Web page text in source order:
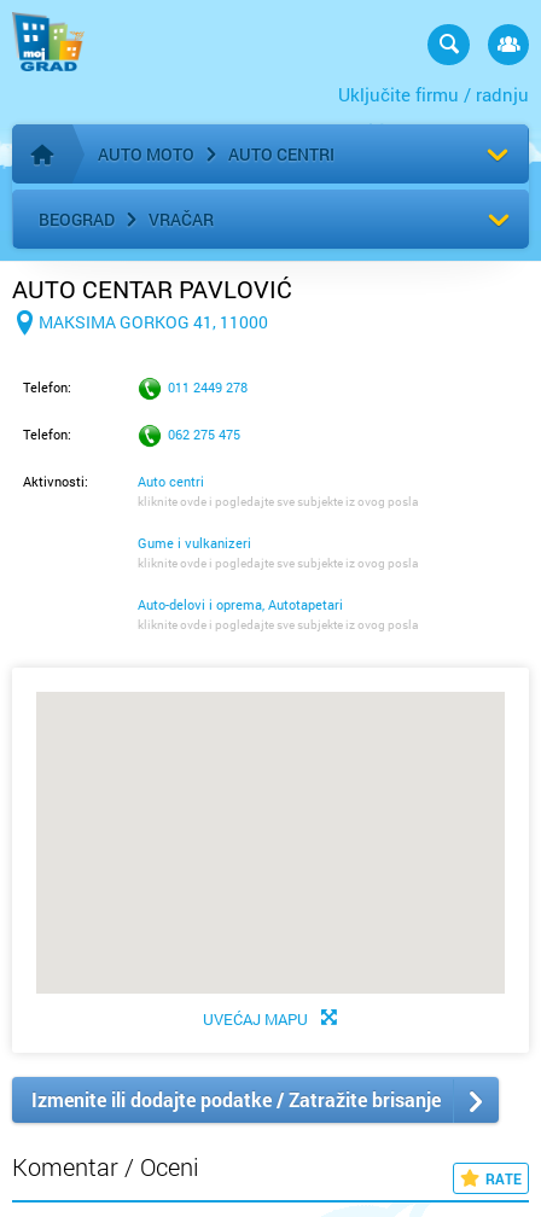
Uključite firmu / radnju
Početna stranica
AUTO MOTO AUTO CENTRI
BEOGRAD VRAČAR
AUTO CENTAR PAVLOVIĆ
MAKSIMA GORKOG 41, 11000
Telefon: 011 2449 278
Telefon: 062 275 475
Aktivnosti: Auto centri
kliknite ovde i pogledajte sve subjekte iz ovog posla
Gume i vulkanizeri
kliknite ovde i pogledajte sve subjekte iz ovog posla
Auto-delovi i oprema, Autotapetari
kliknite ovde i pogledajte sve subjekte iz ovog posla
UVEĆAJ MAPU
Izmenite ili dodajte podatke / Zatražite brisanje
Komentar / Oceni RATE